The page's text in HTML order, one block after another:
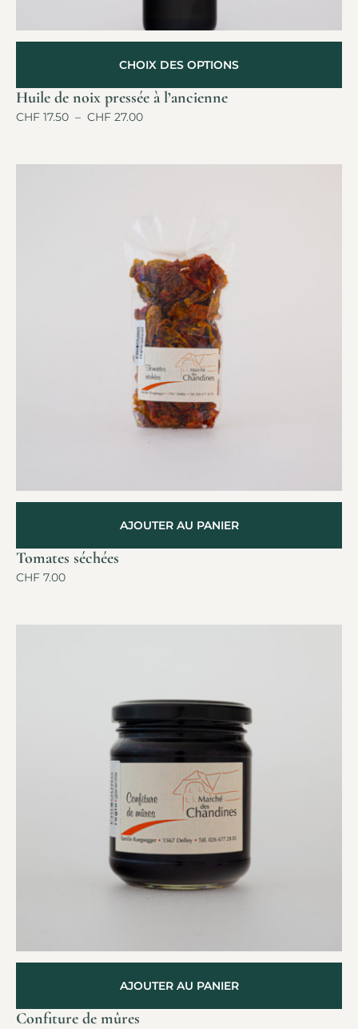
Huile de noix pressée à l’ancienne
CHF 17.50 – CHF 27.00
CHOIX DES OPTIONS
Tomates séchées
CHF 7.00
AJOUTER AU PANIER
Confiture de mûres
AJOUTER AU PANIER